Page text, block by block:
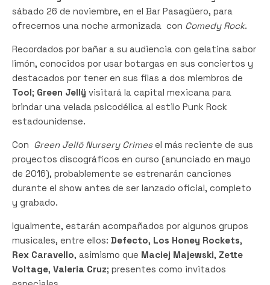
sábado 26 de noviembre, en el Bar Pasagüero, para
ofrecernos una noche armonizada con Comedy Rock.
Recordados por bañar a su audiencia con gelatina sabor
limón, conocidos por usar botargas en sus conciertos y
destacados por tener en sus filas a dos miembros de
Tool; Green Jellÿ visitará la capital mexicana para
brindar una velada psicodélica al estilo Punk Rock
estadounidense.
Con Green Jellö Nursery Crimesel más reciente de sus
proyectos discográficos en curso (anunciado en mayo
de 2016), probablemente se estrenarán canciones
durante el show antes de ser lanzado oficial, completo
y grabado.
Igualmente, estarán acompañados por algunos grupos
musicales, entre ellos: Defecto, Los Honey Rockets,
Rex Caravello, asimismo que Maciej Majewski, Zette
Voltage, Valeria Cruz; presentes como invitados